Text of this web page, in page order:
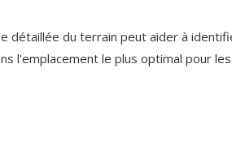
détaillée du terrain peut aider à
l'emplacement le plus optimal pour